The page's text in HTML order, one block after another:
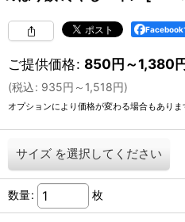
Facebook
ご提供価格: 850円～1,380
(税込: 935円 ～1,518円)
オプションにより価格が変わる場合もありま
サイズ を選択してください
数量: 枚